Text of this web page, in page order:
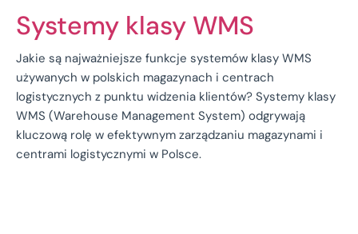
Systemy klasy WMS
Jakie są najważniejsze funkcje systemów klasy WMS
używanych w polskich magazynach i centrach
logistycznych z punktu widzenia klientów? Systemy klasy
WMS (Warehouse Management System) odgrywają
kluczową rolę w efektywnym zarządzaniu magazynami i
centrami logistycznymi w Polsce.